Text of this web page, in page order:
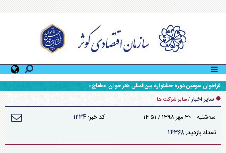
سایر اخبار / سایر شرکت ها
سه‌شنبه ۳۰ مهر ۱۳۹۸ / ۱۴:۵۱ کد خبر: ۱۲۳۴
تعداد بازدید: ۱۴۳۶۸